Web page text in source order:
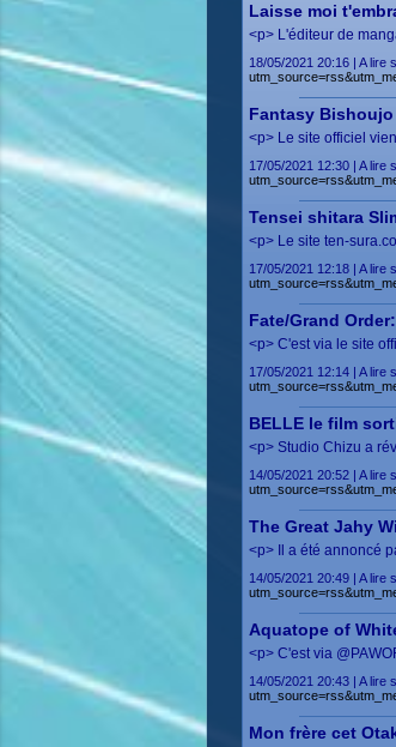
Laisse moi
<p> L'éditeur de
18/05/2021 20:16 | A lire
Fantasy
<p> Le site officiel
17/05/2021 12:30 | A lire
Tensei shitara
<p> Le site ten-
17/05/2021 12:18 | A lire
Fate/Grand
<p> C'est via le site
17/05/2021 12:14 | A lire
BELLE le film
<p> Studio Chizu a
14/05/2021 20:52 | A lire
The Great Jahy
<p> Il a été annoncé
14/05/2021 20:49 | A lire
Aquatope of
<p> C'est via
14/05/2021 20:43 | A lire
Mon frère cet